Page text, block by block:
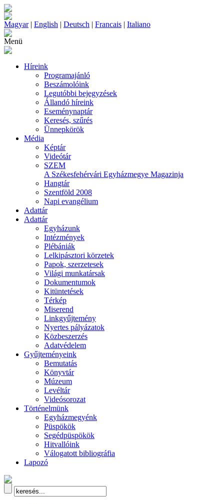
Magyar| English | Deutsch | Francais | Italiano
Menü
Híreink
Programajánló
Beszámolóink
Legutóbbi bejegyzések
Állandó híreink
Eseménynaptár
Keresés, szűrés
Ünnepkörök
Média
Képtár
Videótár
SZEM
A Székesfehérvári Egyházmegye Magazinja
Hangtár
Szentföld 2008
Napi evangélium
Adattár
Adattár
Egyházunk
Intézmények
Plébániák
Lelkipásztori körzetek
Papok, szerzetesek
Világi munkatársak
Dokumentumok
Kitüntetések
Térkép
Miserend
Linkgyűjtemény
Nyertes pályázatok
Közbeszerzés
Adatvédelem
Gyűjteményeink
Bemutatás
Könyvtár
Múzeum
Levéltár
Videósorozat
Történelmünk
Egyházmegyénk
Püspökök
Segédpüspökök
Hitvallóink
Válogatott bibliográfia
Lapozó